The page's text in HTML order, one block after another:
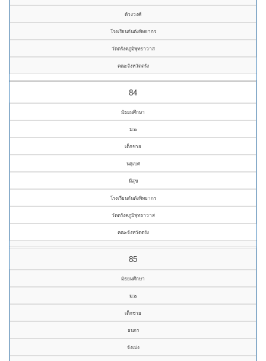
ด้วงวงศ์
โรงเรียนกันตังพิทยากร
วัดตรังคภูมิพุทธาวาส
คณะจังหวัดตรัง
84
มัธยมศึกษา
ม.๒
เด็กชาย
นฤเบศ
มีสุข
โรงเรียนกันตังพิทยากร
วัดตรังคภูมิพุทธาวาส
คณะจังหวัดตรัง
85
มัธยมศึกษา
ม.๒
เด็กชาย
ธนกร
จังเม่ง